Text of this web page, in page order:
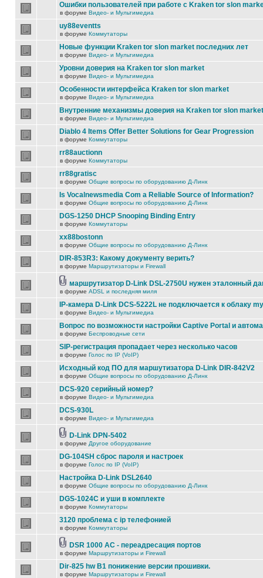
Ошибки пользователей при работе с Kraken tor slon
в форуме Видео- и Мультимедиа
uy88eventts
в форуме Коммутаторы
Новые функции Kraken tor slon market последних лет
в форуме Видео- и Мультимедиа
Уровни доверия на Kraken tor slon market
в форуме Видео- и Мультимедиа
Особенности интерфейса Kraken tor slon market
в форуме Видео- и Мультимедиа
Внутренние механизмы доверия на Kraken tor slon market
в форуме Видео- и Мультимедиа
Diablo 4 Items Offer Better Solutions for Gear Progression
в форуме Коммутаторы
rr88auctionn
в форуме Коммутаторы
rr88gratisc
в форуме Общие вопросы по оборудованию Д-Линк
Is Vocalnewsmedia Com a Reliable Source of Information?
в форуме Общие вопросы по оборудованию Д-Линк
DGS-1250 DHCP Snooping Binding Entry
в форуме Коммутаторы
xx88bostonn
в форуме Общие вопросы по оборудованию Д-Линк
DIR-853R3: Какому документу верить?
в форуме Маршрутизаторы и Firewall
маршрутизатор D-Link DSL-2750U нужен эталонный
в форуме ADSL и последняя миля
IP-камера D-Link DCS-5222L не подключается к облаку
в форуме Видео- и Мультимедиа
Вопрос по возможности настройки Captive Portal и
в форуме Беспроводные сети
SIP-регистрация пропадает через несколько часов
в форуме Голос по IP (VoIP)
Исходный код ПО для маршутизатора D-Link DIR-842V2
в форуме Общие вопросы по оборудованию Д-Линк
DCS-920 серийный номер?
в форуме Видео- и Мультимедиа
DCS-930L
в форуме Видео- и Мультимедиа
D-Link DPN-5402
в форуме Другое оборудование
DG-104SH сброс пароля и настроек
в форуме Голос по IP (VoIP)
Настройка D-Link DSL2640
в форуме Общие вопросы по оборудованию Д-Линк
DGS-1024C и уши в комплекте
в форуме Коммутаторы
3120 проблема с ip телефонией
в форуме Коммутаторы
DSR 1000 AC - переадресация портов
в форуме Маршрутизаторы и Firewall
Dir-825 hw B1 понижение версии прошивки.
в форуме Маршрутизаторы и Firewall